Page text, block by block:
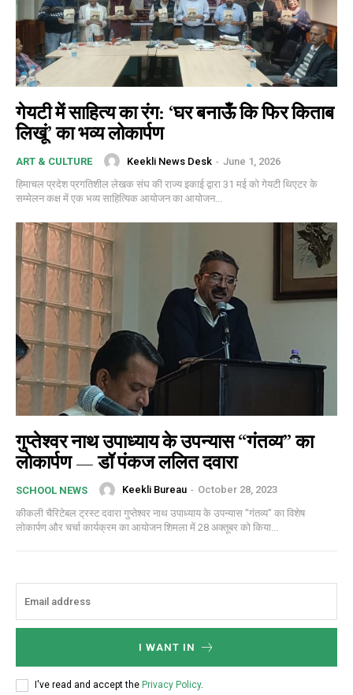
गेयटी में साहित्य का रंग: ‘घर बनाऊँ कि फिर किताब
लिखूं’ का भव्य लोकार्पण
ART & CULTURE Keekli News Desk - June 1, 2026
हिमाचल प्रदेश प्रगतिशील लेखक संघ की राज्य इकाई द्वारा 31 मई को गेयटी थिएटर के
सम्मेलन कक्ष में एक भव्य साहित्यिक आयोजन का आयोजन...
गुप्तेश्वर नाथ उपाध्याय के उपन्यास “गंतव्य” का
लोकार्पण — डॉ पंकज ललित दवारा
SCHOOL NEWS Keekli Bureau - October 28, 2023
कीकली चैरिटेबल ट्रस्ट दवारा गुप्तेश्वर नाथ उपाध्याय के उपन्यास "गंतव्य" का विशेष
लोकार्पण और चर्चा कार्यक्रम का आयोजन शिमला में 28 अक्तूबर को किया...
I WANT IN
I've read and accept the Privacy Policy.